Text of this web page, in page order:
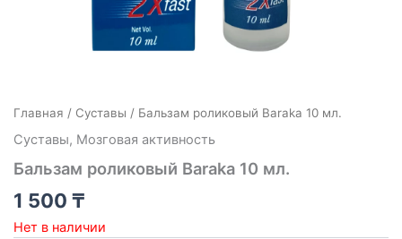
Главная / Cуставы / Бальзам роликовый Baraka 10 мл.
Cуставы, Мозговая активность
Бальзам роликовый Baraka 10 мл.
1 500 ₸
Нет в наличии